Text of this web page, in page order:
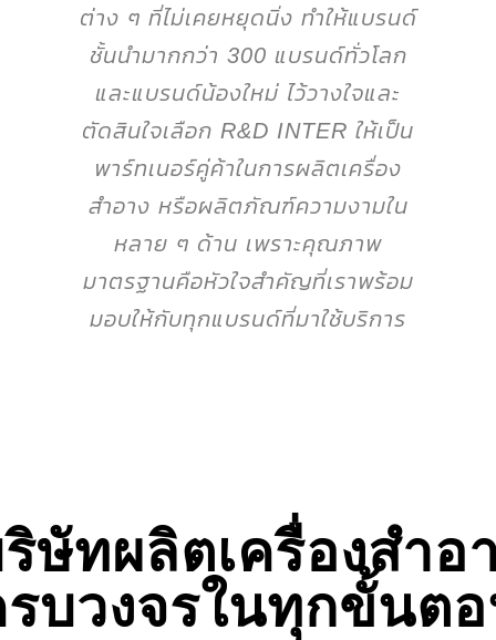
ต่าง ๆ ที่ไม่เคยหยุดนิ่ง ทำให้แบรนด์
ชั้นนำมากกว่า 300 แบรนด์ทั่วโลก
และแบรนด์น้องใหม่ ไว้วางใจและ
ตัดสินใจเลือก R&D INTER ให้เป็น
พาร์ทเนอร์คู่ค้าในการผลิตเครื่อง
สำอาง หรือผลิตภัณฑ์ความงามใน
หลาย ๆ ด้าน เพราะคุณภาพ
มาตรฐานคือหัวใจสำคัญที่เราพร้อม
มอบให้กับทุกแบรนด์ที่มาใช้บริการ
ษัทผลิตเครื่องสำอ
บวงจรในทุกขั้นต